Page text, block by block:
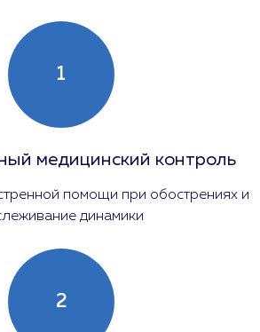
1
медицинский контроль
помощи при обострениях и
динамики
2